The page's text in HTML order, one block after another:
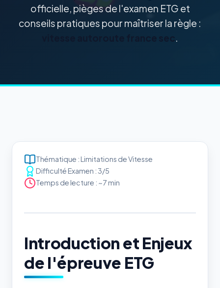
officielle, pièges de l'examen ETG et
conseils pratiques pour maîtriser la règle :
.
Thématique : Limitations de Vitesse
Difficulté Examen : 3/5
Temps de lecture : ~7 min
Introduction et Enjeux
de l'épreuve ETG